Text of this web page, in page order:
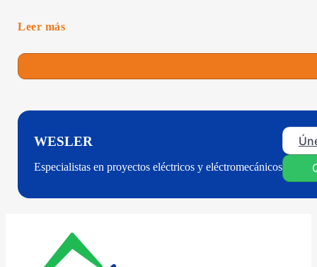
Leer más
WESLER
Especialistas en proyectos eléctricos y eléctromecánicos